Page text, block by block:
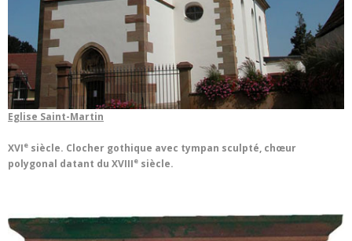
Eglise Saint-Martin
XVIe siècle. Clocher gothique avec tympan sculpté, chœur
polygonal datant du XVIIIe siècle.